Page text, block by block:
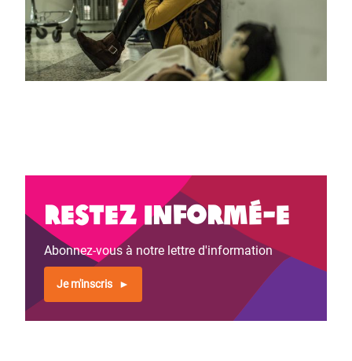
Restez informé-e
Abonnez-vous à notre lettre d'information
Je m'inscris